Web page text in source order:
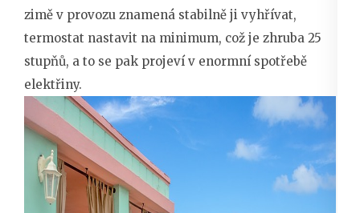
zimě v provozu znamená stabilně ji vyhřívat,
termostat nastavit na minimum, což je zhruba 25
stupňů, a to se pak projeví v enormní spotřebě
elektřiny.